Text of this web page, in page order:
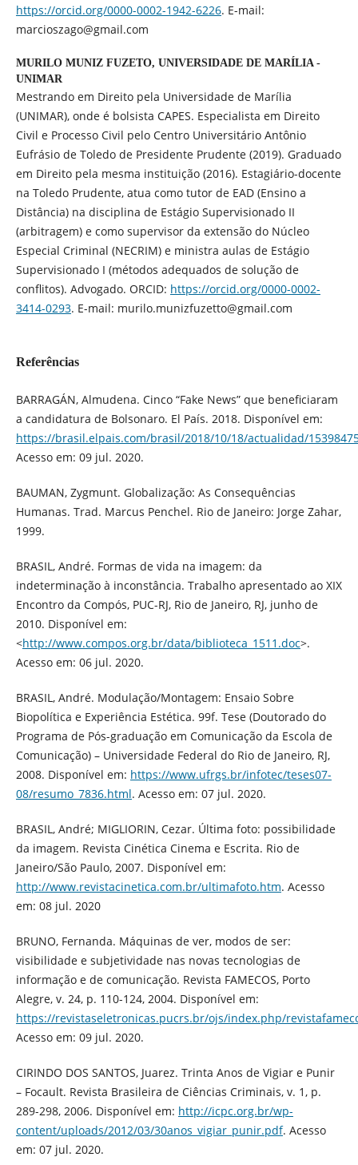
https://orcid.org/0000-0002-1942-6226. E-mail:
marcioszago@gmail.com
MURILO MUNIZ FUZETO, UNIVERSIDADE DE MARÍLIA -
UNIMAR
Mestrando em Direito pela Universidade de Marília
(UNIMAR), onde é bolsista CAPES. Especialista em Direito
Civil e Processo Civil pelo Centro Universitário Antônio
Eufrásio de Toledo de Presidente Prudente (2019). Graduado
em Direito pela mesma instituição (2016). Estagiário-docente
na Toledo Prudente, atua como tutor de EAD (Ensino a
Distância) na disciplina de Estágio Supervisionado II
(arbitragem) e como supervisor da extensão do Núcleo
Especial Criminal (NECRIM) e ministra aulas de Estágio
Supervisionado I (métodos adequados de solução de
conflitos). Advogado. ORCID: https://orcid.org/0000-0002-
3414-0293. E-mail: murilo.munizfuzetto@gmail.com
Referências
BARRAGÁN, Almudena. Cinco “Fake News” que beneficiaram
a candidatura de Bolsonaro. El País. 2018. Disponível em:
https://brasil.elpais.com/brasil/2018/10/18/actualidad/
Acesso em: 09 jul. 2020.
BAUMAN, Zygmunt. Globalização: As Consequências
Humanas. Trad. Marcus Penchel. Rio de Janeiro: Jorge Zahar,
1999.
BRASIL, André. Formas de vida na imagem: da
indeterminação à inconstância. Trabalho apresentado ao XIX
Encontro da Compós, PUC-RJ, Rio de Janeiro, RJ, junho de
2010. Disponível em:
<http://www.compos.org.br/data/biblioteca_1511.doc>.
Acesso em: 06 jul. 2020.
BRASIL, André. Modulação/Montagem: Ensaio Sobre
Biopolítica e Experiência Estética. 99f. Tese (Doutorado do
Programa de Pós-graduação em Comunicação da Escola de
Comunicação) – Universidade Federal do Rio de Janeiro, RJ,
2008. Disponível em: https://www.ufrgs.br/infotec/teses07-
08/resumo_7836.html. Acesso em: 07 jul. 2020.
BRASIL, André; MIGLIORIN, Cezar. Última foto: possibilidade
da imagem. Revista Cinética Cinema e Escrita. Rio de
Janeiro/São Paulo, 2007. Disponível em:
http://www.revistacinetica.com.br/ultimafoto.htm. Acesso
em: 08 jul. 2020
BRUNO, Fernanda. Máquinas de ver, modos de ser:
visibilidade e subjetividade nas novas tecnologias de
informação e de comunicação. Revista FAMECOS, Porto
Alegre, v. 24, p. 110-124, 2004. Disponível em:
https://revistaseletronicas.pucrs.br/ojs/index.php/
Acesso em: 09 jul. 2020.
CIRINDO DOS SANTOS, Juarez. Trinta Anos de Vigiar e Punir
– Focault. Revista Brasileira de Ciências Criminais, v. 1, p.
289-298, 2006. Disponível em: http://icpc.org.br/wp-
content/uploads/2012/03/30anos_vigiar_punir.pdf. Acesso
em: 07 jul. 2020.